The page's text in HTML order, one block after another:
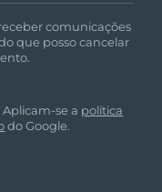
comunicações
que posso cancelar
Aplicam-se a política
do Google.